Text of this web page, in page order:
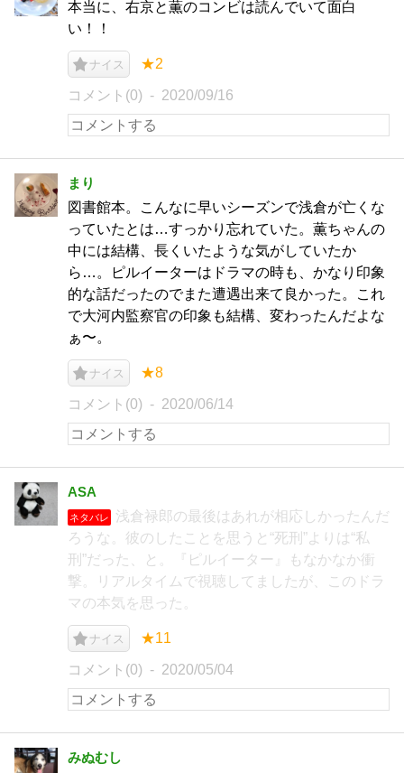
本当に、右京と薫のコンビは読んでいて面白
い！！
ナイス ★2
コメント(0) 2020/09/16
まり
図書館本。こんなに早いシーズンで浅倉が亡くな
っていたとは…すっかり忘れていた。薫ちゃんの
中には結構、長くいたような気がしていたか
ら…。ピルイーターはドラマの時も、かなり印象
的な話だったのでまた遭遇出来て良かった。これ
で大河内監察官の印象も結構、変わったんだよな
ぁ〜。
ナイス ★8
コメント(0) 2020/06/14
ASA
ネタバレ
浅倉禄郎の最後はあれが相応しかったんだ
ろうな。彼のしたことを思うと“死刑”よりは“私
刑”だった、と。『ピルイーター』もなかなか衝
撃。リアルタイムで視聴してましたが、このドラ
マの本気を思った。
ナイス ★11
コメント(0) 2020/05/04
みぬむし